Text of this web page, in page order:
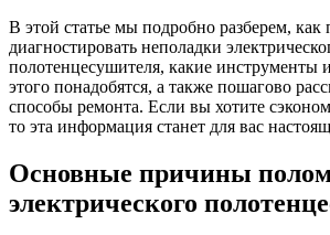
В этой статье мы подробно разберем, как
диагностировать неполадки
полотенцесушителя, какие инструменты
этого понадобятся, а также пошагово
способы ремонта. Если вы хотите
то эта информация станет для вас
Основные причины
электрического